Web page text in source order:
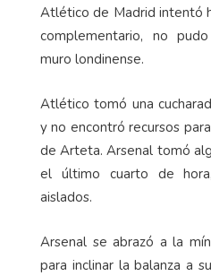
Atlético de Madrid intentó
complementario, no
muro londinense.
Atlético tomó una
y no encontró recursos
de Arteta. Arsenal tomó
el último cuarto de
aislados.
Arsenal se abrazó a la
para inclinar la balanza a